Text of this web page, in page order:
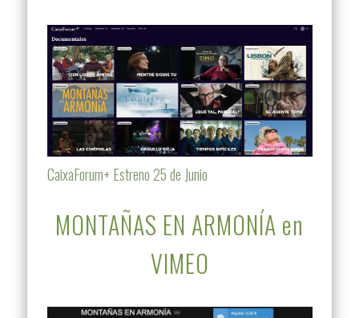
CaixaForum+ Estreno 25 de Junio
MONTAÑAS EN ARMONÍA en
VIMEO